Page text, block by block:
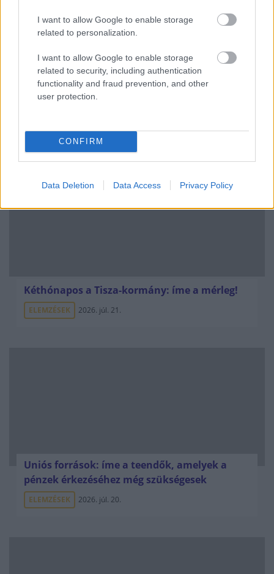
I want to allow Google to enable storage
related to personalization.
I want to allow Google to enable storage
related to security, including authentication
functionality and fraud prevention, and other
user protection.
CONFIRM
Data Deletion Data Access Privacy Policy
Vagyonvisszaszerzés: amikor a pénz
gyorsabban fut, mint a jog
Kéthónapos a Tisza-kormány: íme a mérleg!
ELEMZÉSEK 2026. júl. 21.
Uniós források: íme a teendők, amelyek a
pénzek érkezéséhez még szükségesek
ELEMZÉSEK 2026. júl. 20.